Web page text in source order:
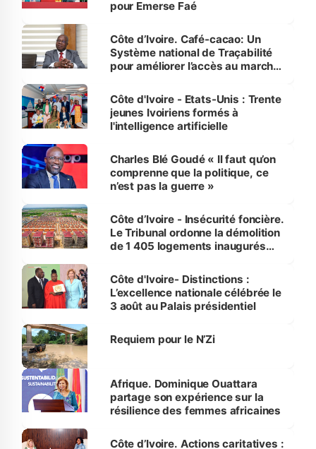
pour Emerse Faé
Côte d’Ivoire. Café-cacao: Un
Système national de Traçabilité
pour améliorer l’accès au marché
Côte d'Ivoire - Etats-Unis : Trente
jeunes Ivoiriens formés à
l'intelligence artificielle
Charles Blé Goudé « Il faut qu’on
comprenne que la politique, ce
n’est pas la guerre »
Côte d’Ivoire - Insécurité foncière.
Le Tribunal ordonne la démolition
de 1 405 logements inaugurés
Bassam
Côte d'Ivoire- Distinctions :
L’excellence nationale célébrée le
3 août au Palais présidentiel
Requiem pour le N’Zi
Afrique. Dominique Ouattara
partage son expérience sur la
résilience des femmes africaines
Côte d’Ivoire. Actions caritatives :